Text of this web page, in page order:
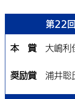
第22回
本 賞 大嶋利
奨励賞 浦井聡